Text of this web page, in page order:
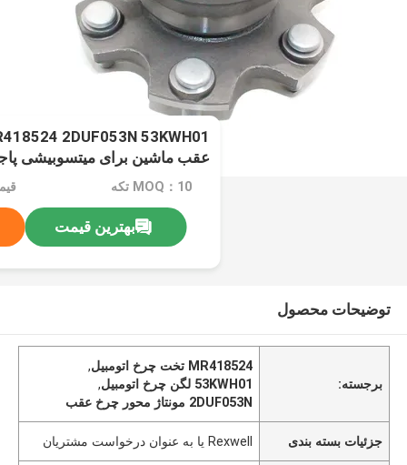
2000-2006
MOQ：10 تکه
بهترین قیمت
توضیحات محصول
برجسته:
MR418524 تخت چرخ اتومبیل
,
53KWH01 لگن چرخ اتومبیل
,
2DUF053N مونتاژ محور چرخ عقب
جزئیات بسته بندی Rexwell یا به عنوان درخواست مشتریان